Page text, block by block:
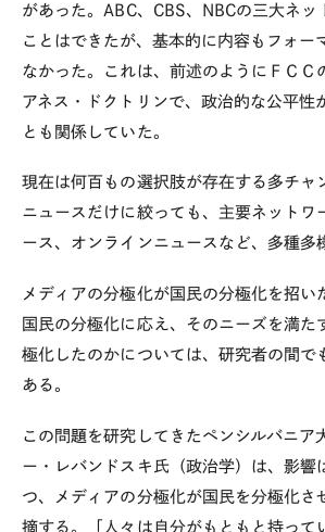
があった。ABC、CBS、NBCの三大ネッ
ことはできたが、基本的に内容もフォー
なかった。これは、前述のようにＦＣＣ
アネス・ドクトリンで、政治的な公平性
とも関係していた。
現在は何百もの選択肢が存在する多チャ
ニュースだけに絞っても、主要ネットワ
ース、オンラインニュースなど、多種多
メディアの分極化が国民の分極化を招い
国民の分極化に応え、そのニーズを満た
極化したのかについては、研究者の間で
ある。
この問題を研究してきたペンシルバニア
ー・レバンドスキ氏（政治学）は、影響
つ、メディアの分極化が国民を分極化さ
摘する。「人々は自分がもともと持って